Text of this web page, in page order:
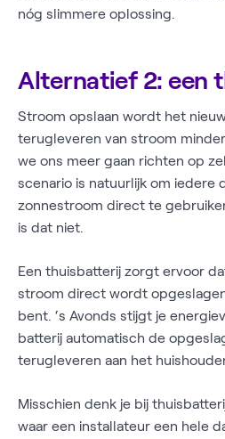
nóg slimmere oplossing.
Alternatief 2: een
Stroom opslaan wordt het
terugleveren van stroom
we ons meer gaan richten op
scenario is natuurlijk om iedere
zonnestroom direct te
is dat niet.
Een thuisbatterij zorgt ervoor
stroom direct wordt
bent. ‘s Avonds stijgt je
batterij automatisch de
terugleveren aan het
Misschien denk je bij
waar een installateur een hele